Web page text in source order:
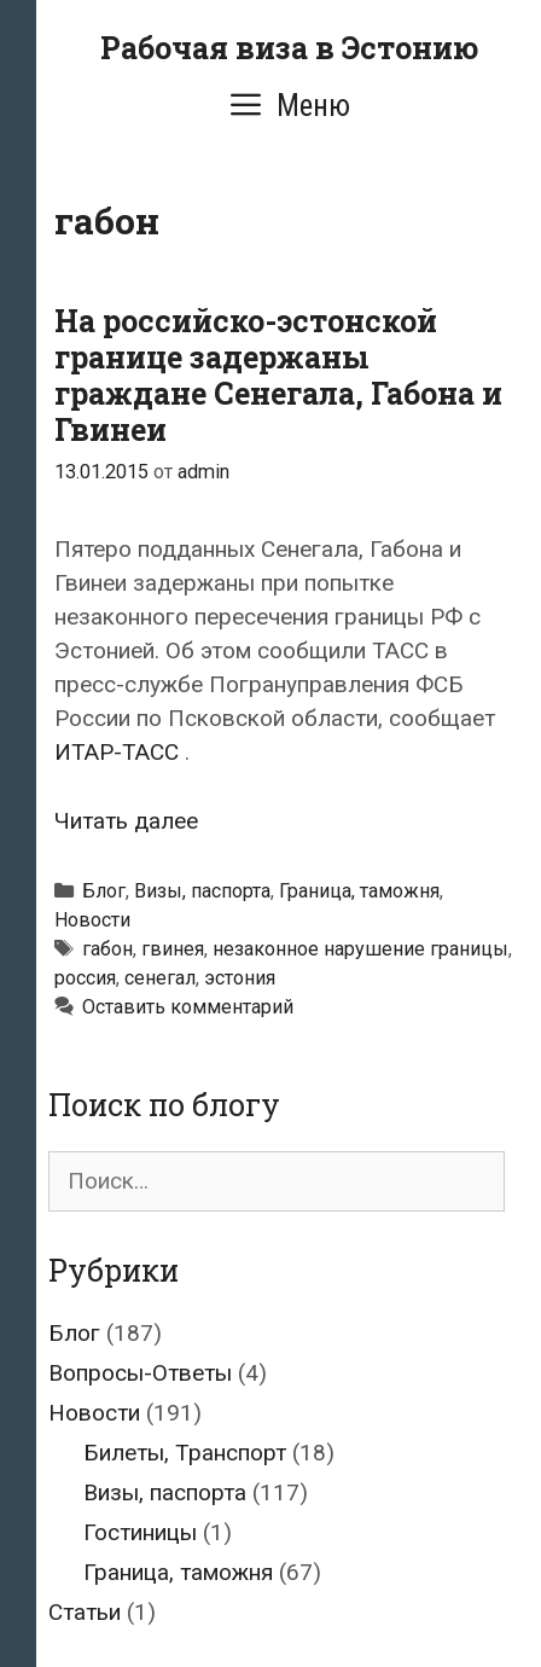
Рабочая виза в Эстонию
Меню
габон
На российско-эстонской
границе задержаны
граждане Сенегала, Габона и
Гвинеи
13.01.2015 от admin
Пятеро подданных Сенегала, Габона и
Гвинеи задержаны при попытке
незаконного пересечения границы РФ с
Эстонией. Об этом сообщили ТАСС в
пресс-службе Погрануправления ФСБ
России по Псковской области, сообщает
ИТАР-ТАСС .
Читать далееНа
эстонской
задержаны
граждане
Сенегала,
и
Гвинеи
Рубрики
Блог, Визы, паспорта, Граница, таможня,
Новости
Метки
габон, гвинея, незаконное нарушение границы,
россия, сенегал, эстония
Оставить комментарий
Поиск по блогу
Поиск
Рубрики
Блог (187)
Вопросы-Ответы (4)
Новости (191)
Билеты, Транспорт(18)
Визы, паспорта (117)
Гостиницы (1)
Граница, таможня (67)
Статьи (1)